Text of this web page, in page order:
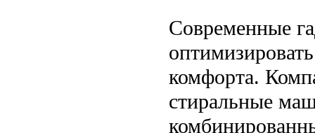
Современные
комфорта.
стиральные